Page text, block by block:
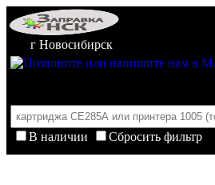
г Новосибирск
В наличии
Сбросить фильтр
Корзина пуста